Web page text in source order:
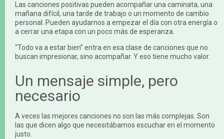
Las canciones positivas pueden acompañar una caminata, una
mañana difícil, una tarde de trabajo o un momento de cambio
personal. Pueden ayudarnos a empezar el día con otra energía o
a cerrar una etapa con un poco más de esperanza.
“Todo va a estar bien” entra en esa clase de canciones que no
buscan impresionar, sino acompañar. Y eso tiene mucho valor.
Un mensaje simple, pero
necesario
A veces las mejores canciones no son las más complejas. Son
las que dicen algo que necesitábamos escuchar en el momento
justo.